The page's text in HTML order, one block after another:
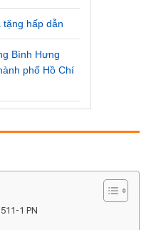
hấp dẫn
Bình Hưng
phố Hồ Chí
1 PN